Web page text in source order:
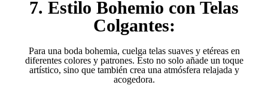
7. Estilo Bohemio con Telas
Colgantes:
Para una boda bohemia, cuelga telas suaves y etéreas en
diferentes colores y patrones. Esto no solo añade un toque
artístico, sino que también crea una atmósfera relajada y
acogedora.